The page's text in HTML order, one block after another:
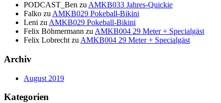
PODCAST_Ben zu AMKB033 Jahres-Quickie
Falko zu AMKB029 Pokeball-Bikini
Leni zu AMKB029 Pokeball-Bikini
Felix Böhmermann zu AMKB004 29 Meter + Specialgäst
Felix Lobrecht zu AMKB004 29 Meter + Specialgäst
Archiv
August 2019
Kategorien